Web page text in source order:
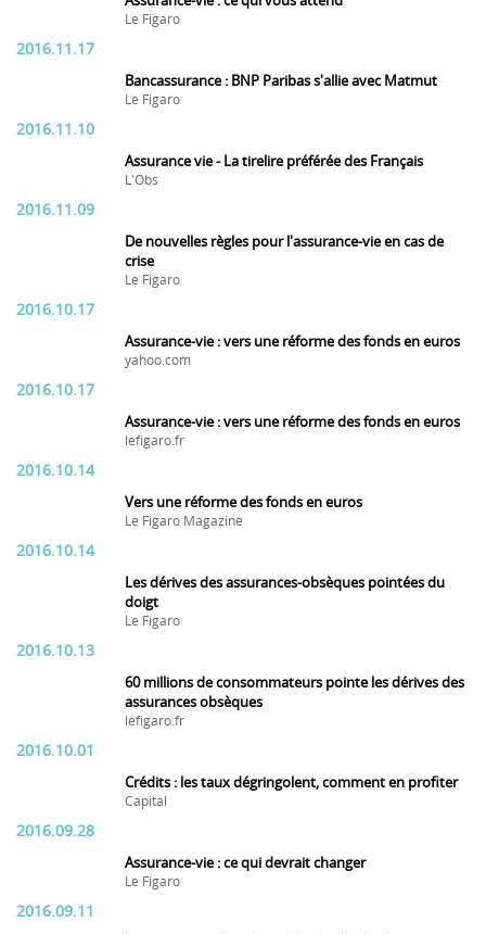
Le Figaro
2016.11.17
Bancassurance : BNP Paribas s'allie avec Matmut
Le Figaro
2016.11.10
Assurance vie - La tirelire préférée des Français
L'Obs
2016.11.09
De nouvelles règles pour l'assurance-vie en cas de
crise
Le Figaro
2016.10.17
Assurance-vie : vers une réforme des fonds en euros
yahoo.com
2016.10.17
Assurance-vie : vers une réforme des fonds en euros
lefigaro.fr
2016.10.14
Vers une réforme des fonds en euros
Le Figaro Magazine
2016.10.14
Les dérives des assurances-obsèques pointées du
doigt
Le Figaro
2016.10.13
60 millions de consommateurs pointe les dérives des
assurances obsèques
lefigaro.fr
2016.10.01
Crédits : les taux dégringolent, comment en profiter
Capital
2016.09.28
Assurance-vie : ce qui devrait changer
Le Figaro
2016.09.11